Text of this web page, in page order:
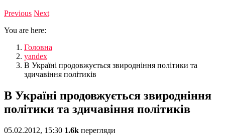
Previous Next
You are here:
Головна
yandex
В Україні продовжується звиродніння політики та
здичавіння політиків
В Україні продовжується звиродніння
політики та здичавіння політиків
05.02.2012, 15:30 1.6k перегляди